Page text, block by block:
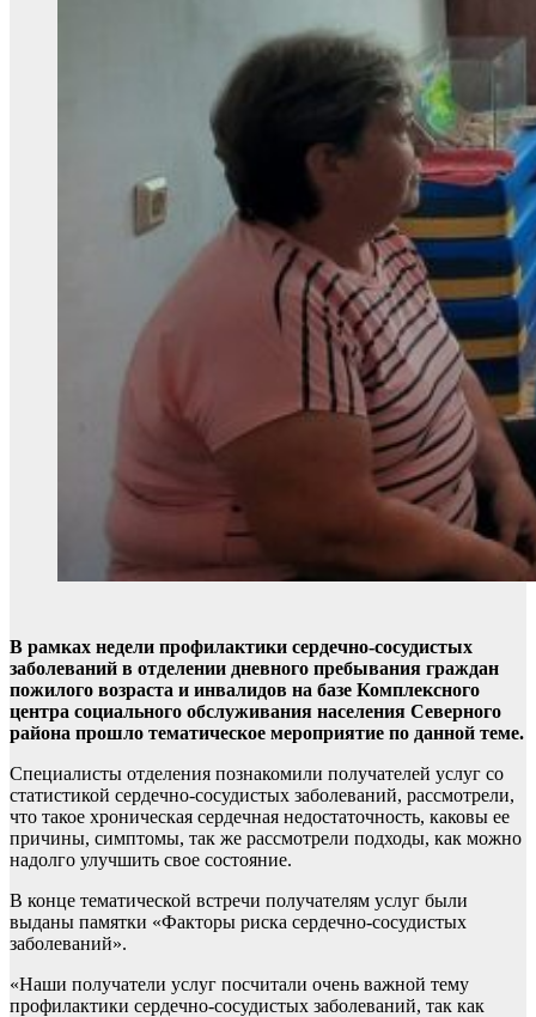
В рамках недели профилактики сердечно-сосудистых
заболеваний в отделении дневного пребывания граждан
пожилого возраста и инвалидов на базе Комплексного
центра социального обслуживания населения Северного
района прошло тематическое мероприятие по данной теме.
Специалисты отделения познакомили получателей услуг со
статистикой сердечно-сосудистых заболеваний, рассмотрели,
что такое хроническая сердечная недостаточность, каковы ее
причины, симптомы, так же рассмотрели подходы, как можно
надолго улучшить свое состояние.
В конце тематической встречи получателям услуг были
выданы памятки «Факторы риска сердечно-сосудистых
заболеваний».
«Наши получатели услуг посчитали очень важной тему
профилактики сердечно-сосудистых заболеваний, так как